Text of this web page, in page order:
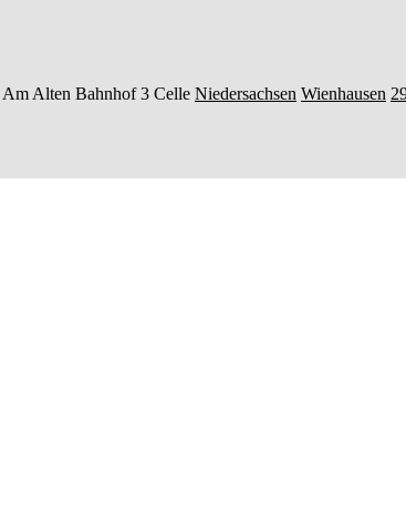
Am Alten Bahnhof 3 Celle Niedersachsen Wienhausen